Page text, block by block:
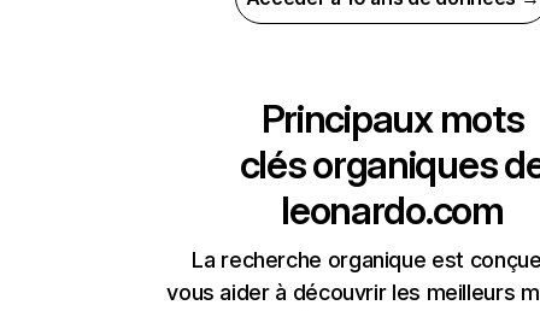
Principaux mots
clés organiques
leonardo.com
La recherche organique est
vous aider à découvrir les meilleurs